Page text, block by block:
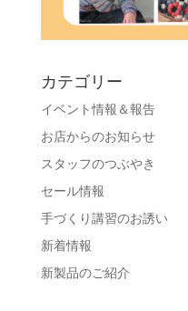
カテゴリー
イベント情報＆報告
お店からのお知らせ
スタッフのつぶやき
セール情報
手づくり講習のお誘い
新着情報
新製品のご紹介